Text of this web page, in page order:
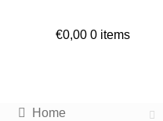
€0,00 0 items
Home